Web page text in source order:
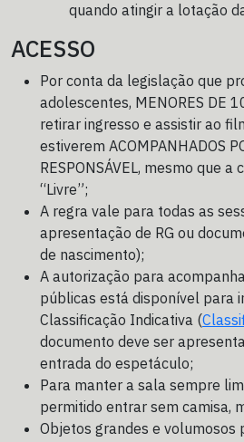
quando atingir a lotação
ACESSO
Por conta da legislação que
adolescentes, MENORES DE
retirar ingresso e assistir ao
estiverem ACOMPANHADOS
RESPONSÁVEL, mesmo que
“Livre”;
A regra vale para todas as
apresentação de RG ou
de nascimento);
A autorização para
públicas está disponível para
Classificação Indicativa (
documento deve ser
entrada do espetáculo;
Para manter a sala sempre
permitido entrar sem camisa,
Objetos grandes e volumosos